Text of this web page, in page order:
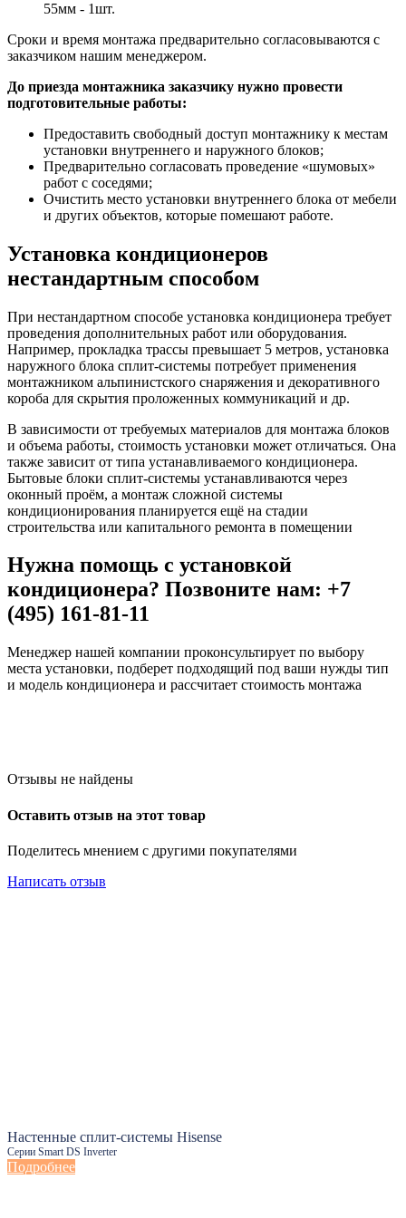
55мм - 1шт.
Сроки и время монтажа предварительно согласовываются с
заказчиком нашим менеджером.
До приезда монтажника заказчику нужно провести
подготовительные работы:
Предоставить свободный доступ монтажнику к местам
установки внутреннего и наружного блоков;
Предварительно согласовать проведение «шумовых»
работ с соседями;
Очистить место установки внутреннего блока от мебели
и других объектов, которые помешают работе.
Установка кондиционеров
нестандартным способом
При нестандартном способе установка кондиционера требует
проведения дополнительных работ или оборудования.
Например, прокладка трассы превышает 5 метров, установка
наружного блока сплит-системы потребует применения
монтажником альпинистского снаряжения и декоративного
короба для скрытия проложенных коммуникаций и др.
В зависимости от требуемых материалов для монтажа блоков
и объема работы, стоимость установки может отличаться. Она
также зависит от типа устанавливаемого кондиционера.
Бытовые блоки сплит-системы устанавливаются через
оконный проём, а монтаж сложной системы
кондиционирования планируется ещё на стадии
строительства или капитального ремонта в помещении
Нужна помощь с установкой
кондиционера? Позвоните нам: +7
(495) 161-81-11
Менеджер нашей компании проконсультирует по выбору
места установки, подберет подходящий под ваши нужды тип
и модель кондиционера и рассчитает стоимость монтажа
Отзывы не найдены
Оставить отзыв на этот товар
Поделитесь мнением с другими покупателями
Написать отзыв
Настенные сплит-системы Hisense
Серии Smart DS Inverter
Подробнее